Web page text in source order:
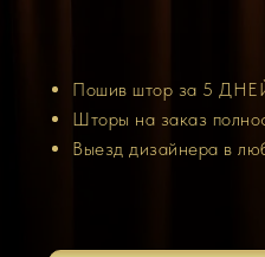
Пошив штор за 5
Шторы на заказ
Выезд дизайнера в